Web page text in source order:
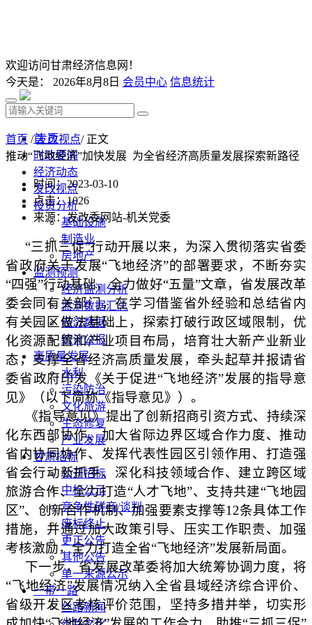
欢迎访问甘肃经济信息网！
今天是： 2026年8月8日 会员中心 信息统计
首 页
时政要闻
经济动态
发改视点
投资分析
基础设施
制造业
房地产
监测预测
经济监测分析
监测数据汇总
经济数据
统计公报
高质量发展
水利
污染防治
文化旅游
生态修复
产业发展
甘肃招标
公开招标
中标公示
竞争性磋商/谈判
废标终止
更正公告
其他公告
单一来源公示
一带一路
丝路新闻
首页 /发改视点/ 正文
推动“飞地经济”加快发展 为全省经济高质量发展探索新路径
时间：2023-03-10
点击：1026
来源：发改委网站-机关党委
“三抓三促”行动开展以来，为深入贯彻落实省委
省政府关于发展“飞地经济”的部署要求，不断夯实
“四强”行动基础，全力做好“五量”文章，省发展改革
委会同有关部门，在学习借鉴省外经验和总结省内
有关园区做法基础上，探索打破行政区域限制，优
化资源配置和产业项目布局，培育壮大新产业新业
态，支撑全省经济高质量发展，牵头起草并报请省
委省政府印发《关于促进“飞地经济”发展的指导意
见》（以下简称《指导意见》）。
《指导意见》提出了创新招商引资方式、持续深
化东西部协作、加大省际边界区域合作力度、推动
省内协同协作、发挥代表性园区引领作用、打造强
省会行动新抓手、深化科技领域合作、建立跨区域
旅游合作、全力打造“人才飞地”、支持共建“飞地园
区”、创新合作机制、加强要素支撑等12条具体工作
措施，并通过加大政策引导、压实工作职责、加强
考核激励，全力打造全省“飞地经济”发展新局面。
下一步，省发展改革委将加大统筹协调力度，将
“飞地经济”发展情况纳入全省县域经济综合评价、
省级开发区考核评价范围，坚持多措并举，切实形